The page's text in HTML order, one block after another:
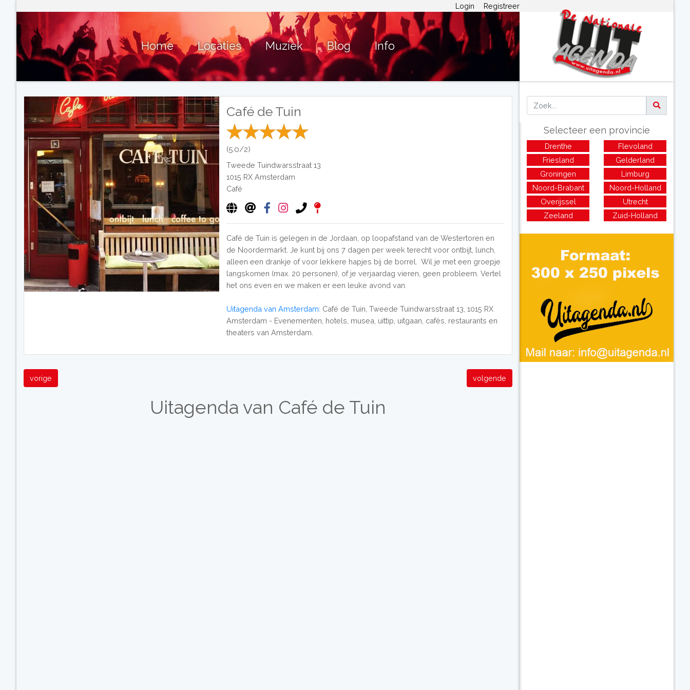
Login Registreer
Home Locaties Muziek Blog Info
Café de Tuin
(5.0/2)
Tweede Tuindwarsstraat 13
1015 RXAmsterdam
Café
Café de Tuin is gelegen in de Jordaan, op loopafstand van de Westertoren en
de Noordermarkt. Je kunt bij ons 7 dagen per week terecht voor ontbijt, lunch,
alleen een drankje of voor lekkere hapjes bij de borrel. Wil je met een groepje
langskomen (max. 20 personen), of je verjaardag vieren, geen probleem. Vertel
het ons even en we maken er een leuke avond van.
Uitagenda van Amsterdam: Café de Tuin, Tweede Tuindwarsstraat 13, 1015 RX
Amsterdam - Evenementen, hotels, musea, uittip, uitgaan, cafés, restaurants en
theaters van Amsterdam.
vorige volgende
Uitagenda van Café de Tuin
Selecteer een provincie
Drenthe
Flevoland
Friesland
Gelderland
Groningen
Limburg
Noord-Brabant
Noord-Holland
Overijssel
Utrecht
Zeeland
Zuid-Holland